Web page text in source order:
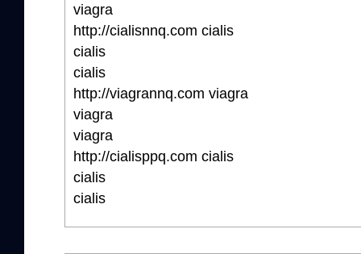
viagra
http://cialisnnq.com cialis
cialis
cialis
http://viagrannq.com viagra
viagra
viagra
http://cialisppq.com cialis
cialis
cialis